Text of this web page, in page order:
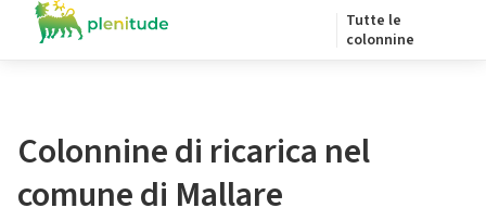
Tutte le
colonnine
Colonnine di ricarica nel
comune di Mallare